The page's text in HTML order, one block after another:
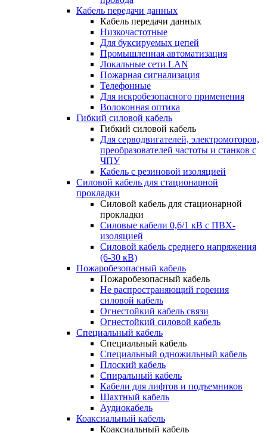
Кабель передачи данных
Кабель передачи данных
Низкочастотные
Для буксируемых цепей
Промышленная автоматизация
Локальные сети LAN
Пожарная сигнализация
Телефонные
Для искробезопасного применения
Волоконная оптика
Гибкий силовой кабель
Гибкий силовой кабель
Для серводвигателей, электромоторов,
преобразователей частоты и станков с
ЧПУ
Кабель с резиновой изоляцией
Силовой кабель для стационарной
прокладки
Силовой кабель для стационарной
прокладки
Силовые кабели 0,6/1 кВ с ПВХ-
изоляцией
Силовой кабель среднего напряжения
(6-30 кВ)
Пожаробезопасный кабель
Пожаробезопасный кабель
Не распространяющий горения
силовой кабель
Огнестойкий кабель связи
Огнестойкий силовой кабель
Специальный кабель
Специальный кабель
Специальный одножильный кабель
Плоский кабель
Спиральный кабель
Кабели для лифтов и подъемников
Шахтный кабель
Аудиокабель
Коаксиальный кабель
Коаксиальный кабель